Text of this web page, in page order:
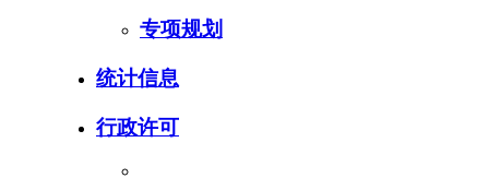
专项规划
统计信息
行政许可